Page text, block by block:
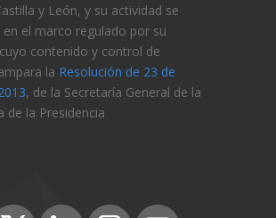
y León, y su actividad se
en el marco regulado por su
contenido y control de
la Resolución de 23 de
, de la Secretaría General de la
de la Presidencia